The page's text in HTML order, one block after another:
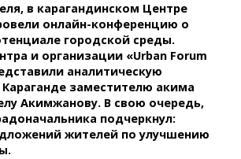
в карагандинском Центре
онлайн-конференцию о
городской среды.
и организации «Urban Forum
аналитическую
заместителю акима
Акимжанову. В свою очередь,
подчеркнул:
жителей по улучшению